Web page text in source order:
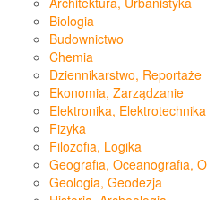
Biologia
Budownictwo
Chemia
Dziennikarstwo, Reportaże
Ekonomia, Zarządzanie
Elektronika, Elektrotechnika
Fizyka
Filozofia, Logika
Geografia, Oceanografia,
Geologia, Geodezja